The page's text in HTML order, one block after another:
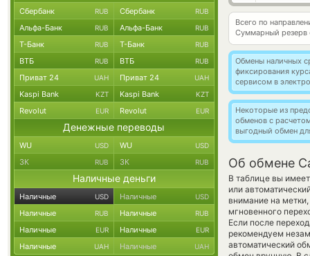
Всего по
Суммарный резерв
Обмены наличных
фиксирования
сервисом в
Некоторые из
обменов с
выгодный обмен
Об обмене
В таблице вы
или
внимание на
мгновенного
Если после
рекомендуем
автоматический
Сбербанк RUB Сбербанк RUB
Альфа-Банк RUB Альфа-Банк RUB
Т-Банк RUB Т-Банк RUB
ВТБ RUB ВТБ RUB
Приват 24 UAH Приват 24 UAH
Kaspi Bank KZT Kaspi Bank KZT
Revolut EUR Revolut EUR
Денежные переводы
WU USD WU USD
ЗК RUB ЗК RUB
Наличные деньги
Наличные USD Наличные USD
Наличные RUB Наличные RUB
Наличные EUR Наличные EUR
Наличные UAH Наличные UAH